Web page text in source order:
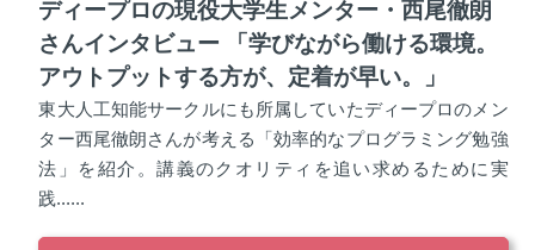
ディープロの現役大学生メンター・西尾徹朗
さんインタビュー 「学びながら働ける環境。
アウトプットする方が、定着が早い。」
東大人工知能サークルにも所属していたディープロのメン
ター西尾徹朗さんが考える「効率的なプログラミング勉強
法」を紹介。講義のクオリティを追い求めるために実
践......